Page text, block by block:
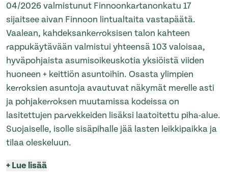
04/2026 valmistunut Finnoonkartanonkatu 17
sijaitsee aivan Finnoon lintualtaita vastapäätä.
Vaalean, kahdeksankerroksisen talon kahteen
rappukäytävään valmistui yhteensä 103 valoisaa,
hyväpohjaista asumisoikeuskotia yksiöistä viiden
huoneen + keittiön asuntoihin. Osasta ylimpien
kerroksien asuntoja avautuvat näkymät merelle asti
ja pohjakerroksen muutamissa kodeissa on
lasitettujen parvekkeiden lisäksi laatoitettu piha-alue.
Suojaiselle, isolle sisäpihalle jää lasten leikkipaikka ja
tilaa oleskeluun.
+Lue lisää